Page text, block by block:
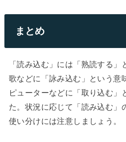
まとめ
「読み込む」には「熟読する
歌などに「詠み込む」という意
ピューターなどに「取り込む」
た。状況に応じて「読み込む」
使い分けには注意しましょう。